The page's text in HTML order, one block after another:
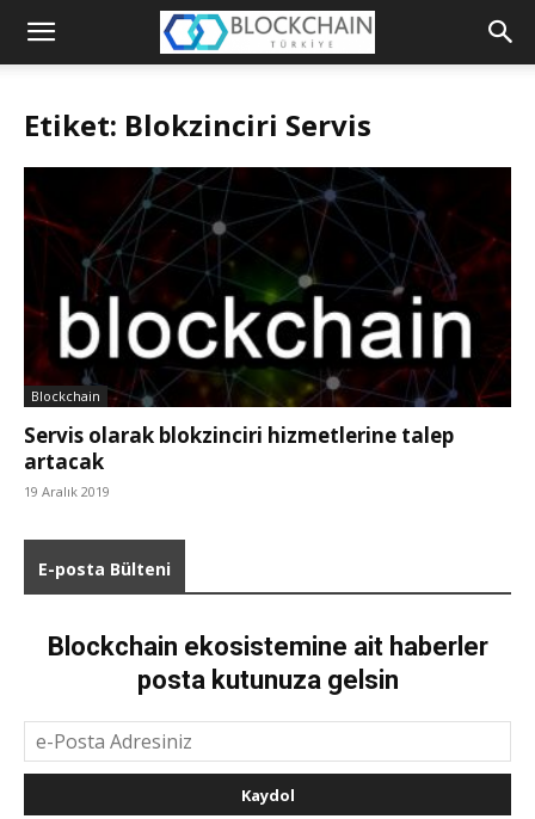
Blockchain
Etiket: Blokzinciri Servis
Blockchain
Servis olarak blokzinciri hizmetlerine talep
artacak
19 Aralık 2019
E-posta Bülteni
Blockchain ekosistemine ait haberler
posta kutunuza gelsin